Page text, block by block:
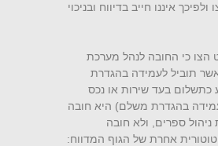
איננו חייב בדיווח ובניכוי
כי החובה לנהל מערכת
תוביל לעמידה בהגדרת
בעד שירות או נכס
בהגדרת משלם) היא חובה
ספרים, ולא חובה
אחרת של הגוף המדווח: